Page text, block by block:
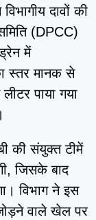
दावों की
(DPCC)
में
स्तर मानक से
पाया गया
की संयुक्त टीमें
जिसके बाद
विभाग ने इस
वाले खेल पर